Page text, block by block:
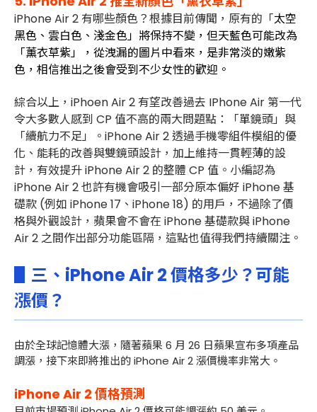
iPhone Air 2 有哪些顏色？根據目前傳聞，原有的「太空
黑色 、 雲白色 、 淺金色」將保持不變 ，但天藍色可能改為
「薰衣草紫」，從洩漏的圖片中看來，是非常淡的嫩紫
色，相信推出之後會受到不少女性的歡迎。
綜合以上，iPhoen Air 2 有望改善過去 IPhone Air 第一代
令大多數人感到 CP 值不高的兩大問題點：「單鏡頭」與
「續航力不足」。iPhone Air 2 透過手機零組件模組的優
化、能耗的改善與雙鏡頭設計，加上維持一貫輕薄的設
計，有效提升 iPhone Air 2 的整體 CP 值。小編認為
iPhone Air 2 也許有機會吸引一部分原本偏好 iPhone 基
礎款 (例如 iPhone 17、iPhone 18) 的用戶，不過除了價
格與外觀設計，蘋果會不會在 iPhone 基礎款與 iPhone
Air 2 之間作出部分功能區隔，這點也值得我們持續關注。
▋三、iPhone Air 2 價格多少？可能
漲價？
由於全球記憶體大漲，隨著蘋果 6 月 26 日蘋果宣布多項產品
調漲，接下來即將推出的 iPhone Air 2 漲價機率非常大。
iPhone Air 2 價格預測